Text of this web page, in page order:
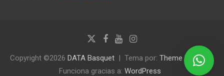
Copyright ©2026 DATA Basquet Tema por: Theme Horse
Funciona gracias a: WordPress